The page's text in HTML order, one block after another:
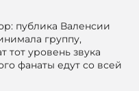
публика Валенсии
группу,
тот уровень звука
фанаты едут со всей